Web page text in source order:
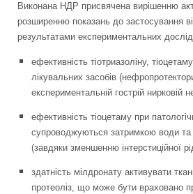
Виконана НДР присвячена вирішенню
розширенню показань до застосування
результатами експериментальних
ефективність тіотриазоліну,
лікувальних засобів
експериментальній гострій нирковій
ефективність тіоцетаму при
супроводжуються затримкою води та
(завдяки зменшенню інтерстиційної
здатність мілдронату активувати
протеоліз, що може бути враховано